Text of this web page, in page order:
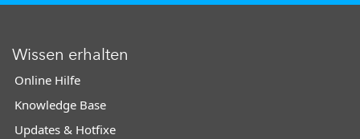
Wissen erhalten
Online Hilfe
Knowledge Base
Updates & Hotfixe